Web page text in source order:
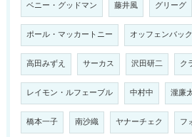
ベニー・グッドマン 藤井風 グリーグ
ポール・マッカートニー オッフェンバック
高田みずえ サーカス 沢田研二 ク
レイモン・ルフェーブル 中村中 瀧廉
橋本一子 南沙織 ヤナーチェク フ